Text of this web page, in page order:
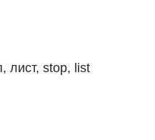
лист, stop, list